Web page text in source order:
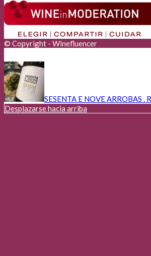
© Copyright - Winefluencer
Anunciantes
SESENTA E NOVE ARROBAS .
Desplazarse hacia arriba